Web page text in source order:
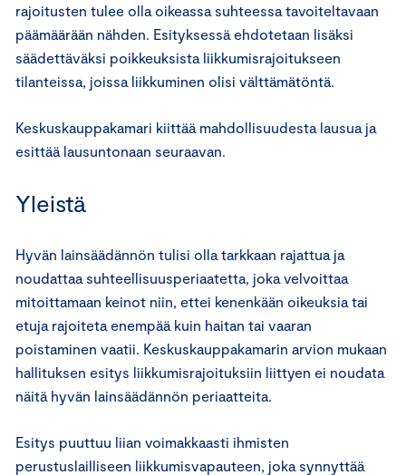
rajoitusten tulee olla oikeassa suhteessa tavoiteltavaan
päämäärään nähden. Esityksessä ehdotetaan lisäksi
säädettäväksi poikkeuksista liikkumisrajoitukseen
tilanteissa, joissa liikkuminen olisi välttämätöntä.
Keskuskauppakamari kiittää mahdollisuudesta lausua ja
esittää lausuntonaan seuraavan.
Yleistä
Hyvän lainsäädännön tulisi olla tarkkaan rajattua ja
noudattaa suhteellisuusperiaatetta, joka velvoittaa
mitoittamaan keinot niin, ettei kenenkään oikeuksia tai
etuja rajoiteta enempää kuin haitan tai vaaran
poistaminen vaatii. Keskuskauppakamarin arvion mukaan
hallituksen esitys liikkumisrajoituksiin liittyen ei noudata
näitä hyvän lainsäädännön periaatteita.
Esitys puuttuu liian voimakkaasti ihmisten
perustuslailliseen liikkumisvapauteen, joka synnyttää